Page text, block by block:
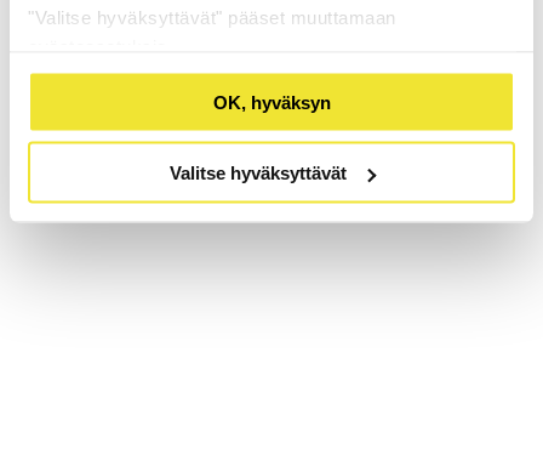
"Valitse hyväksyttävät" pääset muuttamaan
OK, hyväksyn
Valitse hyväksyttävät